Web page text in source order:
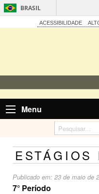
BRASIL
ACESSIBILIDADE
Menu
ESTÁGIOS
Publicado em: 23 de maio de
7° Período